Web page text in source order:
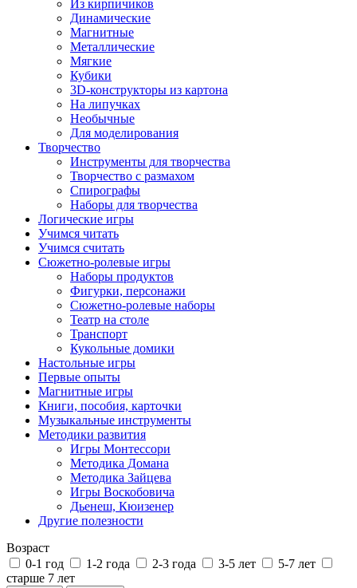
Из кирпичиков
Динамические
Магнитные
Металлические
Мягкие
Кубики
3D-конструкторы из картона
На липучках
Необычные
Для моделирования
Творчество
Инструменты для творчества
Творчество с размахом
Спирографы
Наборы для творчества
Логические игры
Учимся читать
Учимся считать
Сюжетно-ролевые игры
Наборы продуктов
Фигурки, персонажи
Сюжетно-ролевые наборы
Театр на столе
Транспорт
Кукольные домики
Настольные игры
Первые опыты
Магнитные игры
Книги, пособия, карточки
Музыкальные инструменты
Методики развития
Игры Монтессори
Методика Домана
Методика Зайцева
Игры Воскобовича
Дьенеш, Кюизенер
Другие полезности
Возраст
0-1 год
1-2 года 2-3 года 3-5 лет
5-7 лет
старше 7 лет